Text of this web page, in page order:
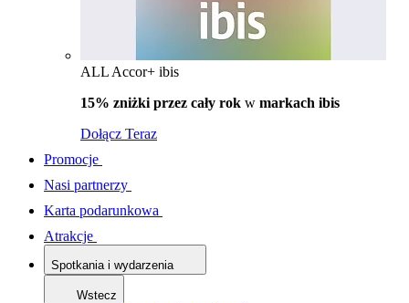
ALL Accor+ ibis
15% zniżki przez cały rok w markach ibis
Dołącz Teraz
Promocje
Nasi partnerzy
Karta podarunkowa
Atrakcje
Spotkania i wydarzenia
Wstecz